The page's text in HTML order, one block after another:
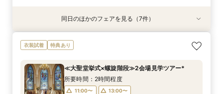
衣装試着 特典あり
8/16(日)
≪1軒目見学がお得≫お祝いギフト付☆ゼロから
わかる*和牛試食付
16:30〜
8/16(日)
≪45分で完結≫営業なし、見るだけOKの自由な
見学会
15:00〜
16:30〜
衣装試着 特典あり
8/16(日)
≪大聖堂挙式×螺旋階段≫2会場見学ツアー*無料
和牛試食付
16:30〜
衣装試着 特典あり
8/16(日)
≪螺旋階段入場*花嫁体験≫最大150万特典＆ミ
シュラン逸品試食
16:30〜
8/16(日)
≪オンライン相談≫30分～OK！会場/金額/日程
*聞きたいことだけ
13:00〜
15:00〜
衣装試着 特典あり
8/16(日)
≪マイナビ限定フェア≫試食付*3会場見学キャ
ンペーン／BIGフェア
16:30〜
衣装試着 特典あり
8/16(日)
月1限定【4会場見学ツアー】1日で全てわかる！
特典×試食フェア
16:30〜
同日のほかのフェアを見る（7件）
衣装試着 特典あり
≪大聖堂挙式×螺旋階段≫2会場見学ツアー*
所要時間：2時間程度
11:00〜
13:00〜